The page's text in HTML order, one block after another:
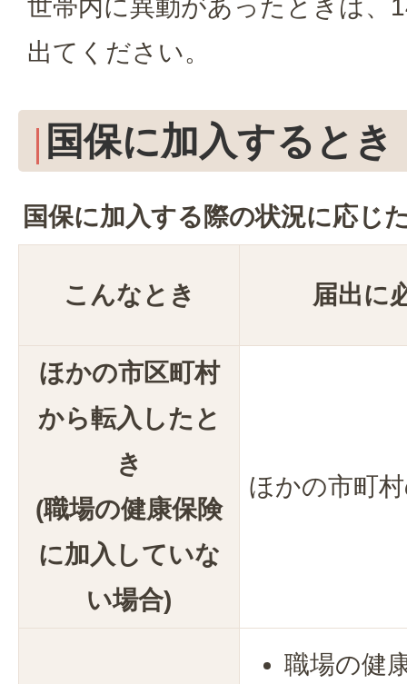
世帯内に異動があったときは、
出てください。
国保に加入するとき
国保に加入する際の状況に応じ
こんなとき 届出に
ほかの市区町村
から転入したと
き
(職場の健康保険
に加入していな
い場合)
ほかの市町
職場の健